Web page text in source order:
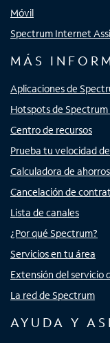
Móvil
Spectrum Internet
MÁS
Aplicaciones de
Hotspots de Spectrum
Centro de recursos
Prueba tu velocidad
Calculadora de
Cancelación de
Lista de canales
¿Por qué Spectrum?
Servicios en tu área
Extensión del servicio
La red de Spectrum
AYUDA Y